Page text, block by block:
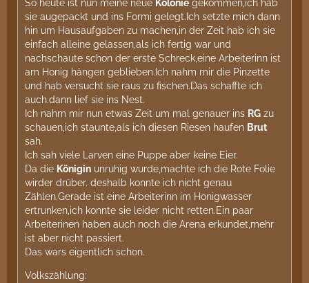
So heute ist nun meine neue Kolonie gekommen,ich hab
sie augepackt und ins Formi gelegt.Ich setzte mich dann
hin um Hausaufgaben zu machen,in der Zeit hab ich sie
einfach alleine gelassen,als ich fertig war und
nachschaute schon der erste Schreck,eine Arbeiterinn ist
am Honig hängen geblieben.Ich nahm mir die Pinzette
und hab versucht sie raus zu fischen.Das schaffte ich
auch.dann lief sie ins Nest.
Ich nahm mir nun etwas Zeit um mal genauer ins RG zu
schauen,ich staunte,als ich diesen Riesen haufen Brut
sah.
Ich sah viele Larven eine Puppe aber keine Eier.
Da die Königin unruhig wurde,machte ich die Rote Folie
wirder drüber. deshalb konnte ich nicht genau
Zählen.Gerade ist eine Arbeiterinn im Honigwasser
ertrunken,ich konnte sie leider nicht retten.Ein paar
Arbeiterinen haben auch noch die Arena erkundet,mehr
ist aber nicht passiert.
Das wars eigentlich schon.
Volkszählung: